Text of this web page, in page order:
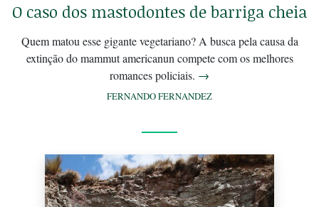
O caso dos mastodontes de barriga cheia
Quem matou esse gigante vegetariano? A busca pela causa da
extinção do mammut americanun compete com os melhores
romances policiais. →
FERNANDO FERNANDEZ